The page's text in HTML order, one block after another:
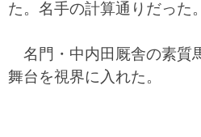
た。名手の計算通りだった。
名門・中内田厩舎の素質
舞台を視界に入れた。